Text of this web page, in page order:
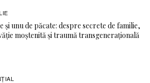
și unu de păcate: despre secrete de familie,
moștenită și traumă transgenerațională